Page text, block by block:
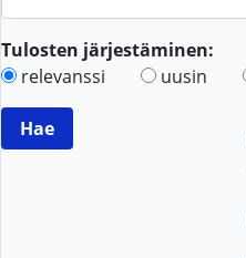
Tulosten järjestäminen:
relevanssi
uusin